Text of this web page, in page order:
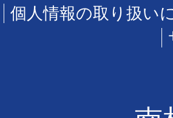
個人情報の取り扱い